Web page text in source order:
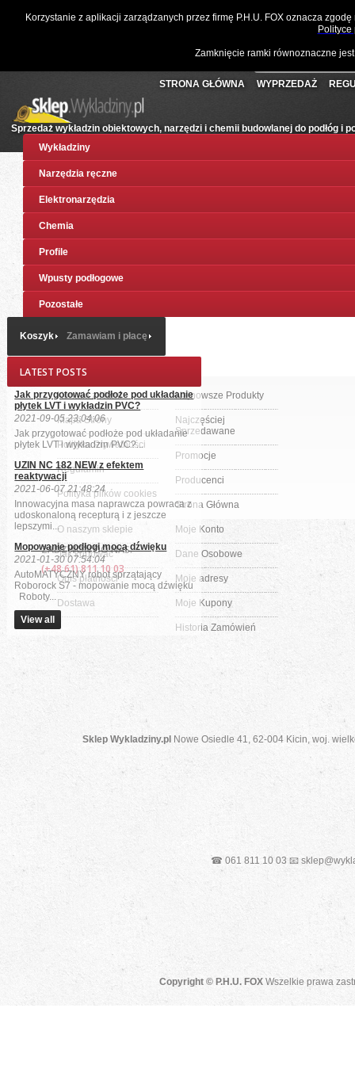
Korzystanie z aplikacji zarządzanych przez firmę P.H.U. FOX oznacza
Zamknięcie ramki równoznaczne
Sprzedaż wykładzin obiektowych, narzędzi i chemii budowlanej do podłóg i
☎061 811 10 03 📧sklep@wykladziny.pl
Twoje konto
STRONA GŁÓWNA WYPRZEDAŻ
Wykładziny
Narzędzia ręczne
Elektronarzędzia
Chemia
Profile
Wpusty podłogowe
Pozostałe
Waluta:
Polski
Koszyk Zamawiam i płacę
LATEST POSTS
Jak przygotować podłoże pod układanie
płytek LVT i wykładzin PVC?
2021-09-05 23:04:06
Jak przygotować podłoże pod układanie
płytek LVT i wykładzin PVC?...
UZIN NC 182 NEW z efektem
reaktywacji
2021-06-07 21:48:24
Innowacyjna masa naprawcza powraca z
udoskonaloną recepturą i z jeszcze
lepszymi...
Mopowanie podłogi mocą dźwięku
2021-01-30 07:54:04
AutoMATYCZNY robot sprzątający
Roborock S7 - mopowanie mocą dźwięku
Roboty...
View all
Kontakt z Nami
Mapa Strony
Polityka Prywatności
Regulamin
Polityka plików cookies
Najnowsze Produkty
Najczęściej
Sprzedawane
Promocje
Producenci
Strona Główna
O naszym sklepie
Jak kupować
Opis płatności
Dostawa
Moje Konto
Dane Osobowe
Moje adresy
Moje Kupony
Historia Zamówień
Sklep Wykladziny.pl Nowe Osiedle 41, 62-004 Kicin, woj.
☎ 061 811 10 03 📧
Copyright © P.H.U. FOX Wszelkie prawa
ZADZWOŃ DO NAS:
(+48 61) 811 10 03